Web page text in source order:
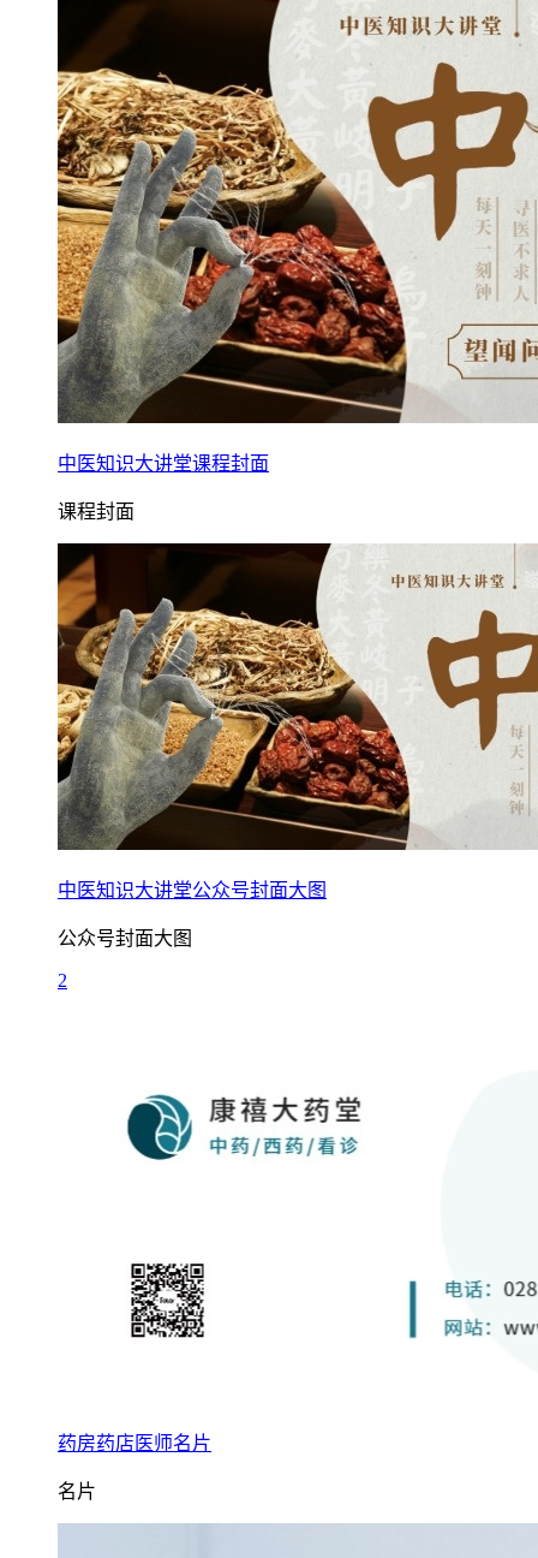
中医知识大讲堂课程封面
课程封面
中医知识大讲堂公众号封面大图
公众号封面大图
2
药房药店医师名片
名片